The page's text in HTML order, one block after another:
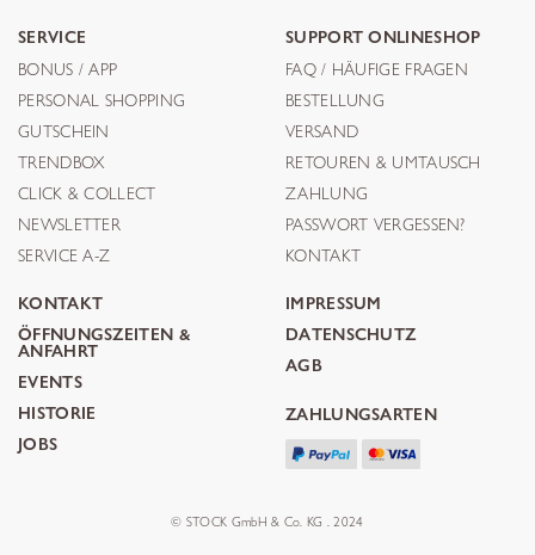
SERVICE
BONUS / APP
PERSONAL SHOPPING
GUTSCHEIN
TRENDBOX
CLICK & COLLECT
NEWSLETTER
SERVICE A-Z
SUPPORT ONLINESHOP
FAQ / HÄUFIGE FRAGEN
BESTELLUNG
VERSAND
RETOUREN & UMTAUSCH
ZAHLUNG
PASSWORT VERGESSEN?
KONTAKT
KONTAKT
ÖFFNUNGSZEITEN &
ANFAHRT
EVENTS
HISTORIE
JOBS
IMPRESSUM
DATENSCHUTZ
AGB
ZAHLUNGSARTEN
© STOCK GmbH & Co. KG . 2024